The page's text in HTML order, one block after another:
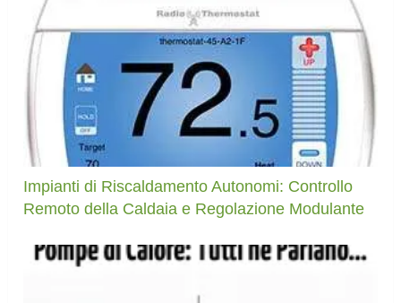
Impianti di Riscaldamento Autonomi: Controllo
Remoto della Caldaia e Regolazione Modulante